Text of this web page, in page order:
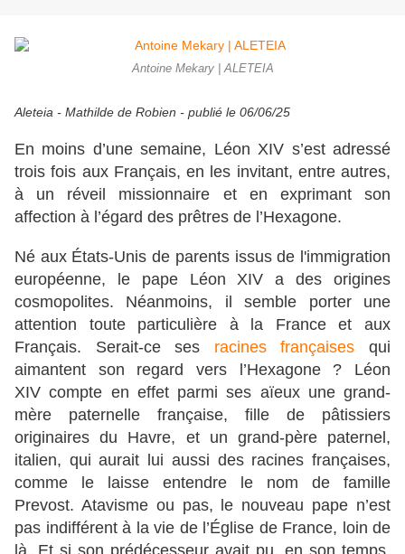
Antoine Mekary | ALETEIA
Aleteia - Mathilde de Robien - publié le 06/06/25
En moins d’une semaine, Léon XIV s’est adressé
trois fois aux Français, en les invitant, entre autres,
à un réveil missionnaire et en exprimant son
affection à l’égard des prêtres de l’Hexagone.
Né aux États-Unis de parents issus de l'immigration
européenne, le pape Léon XIV a des origines
cosmopolites. Néanmoins, il semble porter une
attention toute particulière à la France et aux
Français. Serait-ce ses racines françaises qui
aimantent son regard vers l’Hexagone ? Léon
XIV compte en effet parmi ses aïeux une grand-
mère paternelle française, fille de pâtissiers
originaires du Havre, et un grand-père paternel,
italien, qui aurait lui aussi des racines françaises,
comme le laisse entendre le nom de famille
Prevost. Atavisme ou pas, le nouveau pape n’est
pas indifférent à la vie de l’Église de France, loin de